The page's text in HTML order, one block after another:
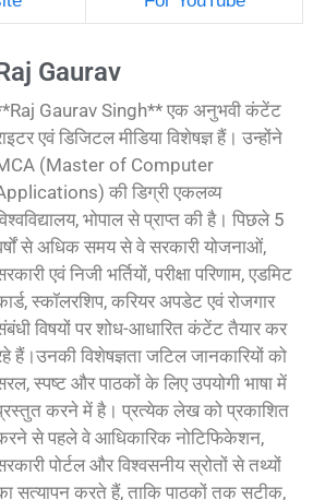
Gaurav
Gaurav Singh** एक अनुभवी कंटेंट
एवं डिजिटल मीडिया विशेषज्ञ हैं। उन्होंने
(Master of Computer
की डिग्री एकलव्य
भोपाल से प्राप्त की है। पिछले 5
से अधिक समय से वे सरकारी योजनाओं,
एवं निजी भर्तियों, परीक्षा परिणाम, एडमिट
स्कॉलरशिप, करियर अपडेट एवं रोजगार
विषयों पर शोध-आधारित कंटेंट तैयार कर
हैं।उनकी विशेषज्ञता जटिल जानकारियों को
स्पष्ट और पाठकों के लिए उपयोगी भाषा में
करने में है। प्रत्येक लेख को प्रकाशित
से पहले वे आधिकारिक नोटिफिकेशन,
पोर्टल और विश्वसनीय स्रोतों से तथ्यों
सत्यापन करते हैं, ताकि पाठकों तक सटीक,